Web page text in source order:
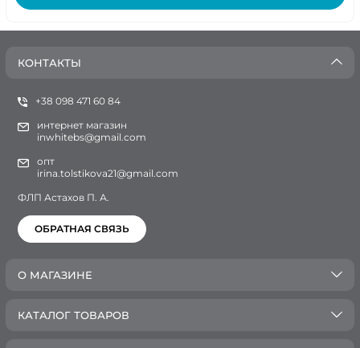
КОНТАКТЫ
+38 098 471 60 84
интернет магазин
inwhitebs@gmail.com
опт
irina.tolstikova21@gmail.com
ФЛП Астахов П. А.
ОБРАТНАЯ СВЯЗЬ
О МАГАЗИНЕ
КАТАЛОГ ТОВАРОВ